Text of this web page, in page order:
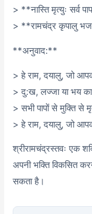
> **नास्ति मृत्युः सर्व
> **रामचंद्र कृपालु
**अनुवाद:**
> हे राम, दयालु, जो
> दु:ख, लज्जा या भय
> सभी पापों से मुक्ति से
> हे राम, दयालु, जो
श्रीरामचंद्रस्तवः एक
अपनी भक्ति विकसित
सकता है।